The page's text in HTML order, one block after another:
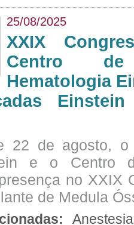
25/08/2025
XXIX
Centro
Hematologia
22 de agosto, o
e o Centro
no XXIX
de Medula